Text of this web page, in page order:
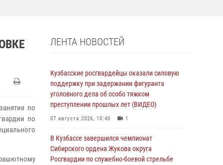
по
по
ЛЕНТА НОВОСТЕЙ
Кузбасские росгвардейцы оказали силовую
поддержку при задержании фигуранта
уголовного дела об особо тяжком
преступлении прошлых лет (ВИДЕО)
07 августа 2026, 10:40 1
В Кузбассе завершился чемпионат
Сибирского ордена Жукова округа
Росгвардии по служебно-боевой стрельбе